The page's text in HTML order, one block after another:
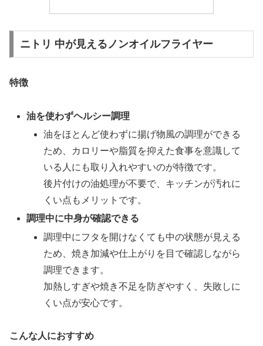
ニトリ 中が見えるノンオイルフライヤー
特徴
油を使わずヘルシー調理
油をほとんど使わずに揚げ物風の調理ができる
ため、カロリーや脂質を抑えた食事を意識して
いる人にも取り入れやすいのが特徴です。
後片付けの油処理が不要で、キッチンが汚れに
くい点もメリットです。
調理中に中身が確認できる
調理中にフタを開けなくても中の状態が見える
ため、焼き加減や仕上がりを目で確認しながら
調理できます。
加熱しすぎや焼き不足を防ぎやすく、失敗しに
くい点が安心です。
こんな人におすすめ